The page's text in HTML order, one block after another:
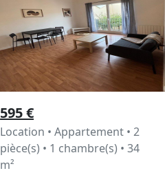
595 €
Location • Appartement • 2
pièce(s) • 1 chambre(s) • 34
m²